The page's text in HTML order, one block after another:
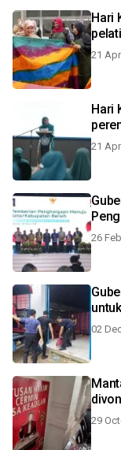
Hari
21
Hari
21
26
02
29